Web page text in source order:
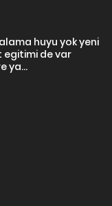
huyu yok yeni
egitimi de var
ya...